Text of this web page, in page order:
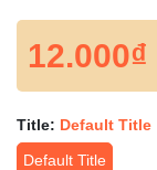
12.000₫
Title: Default Title
Default Title